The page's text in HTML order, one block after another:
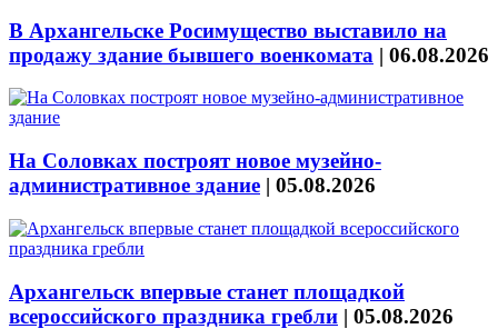
В Архангельске Росимущество выставило на
продажу здание бывшего военкомата | 06.08.2026
На Соловках построят новое музейно-
административное здание | 05.08.2026
Архангельск впервые станет площадкой
всероссийского праздника гребли | 05.08.2026